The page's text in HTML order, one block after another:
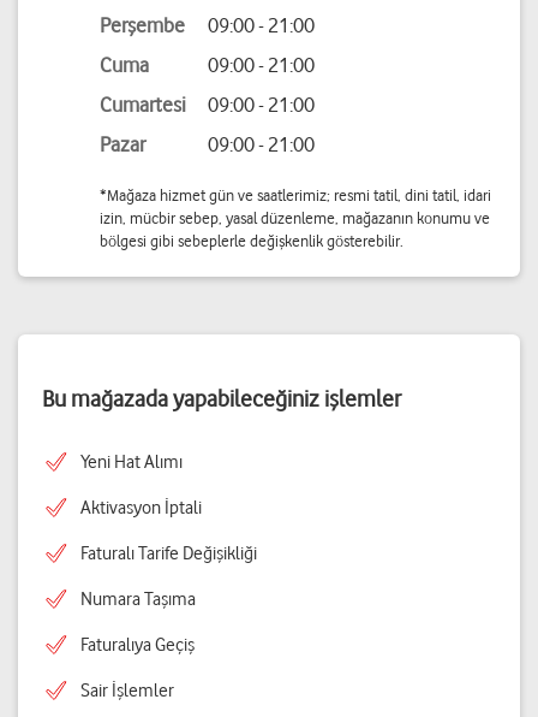
Perşembe
09:00 - 21:00
Cuma
09:00 - 21:00
Cumartesi
09:00 - 21:00
Pazar
09:00 - 21:00
*Mağaza hizmet gün ve saatlerimiz; resmi tatil, dini tatil, idari
izin, mücbir sebep, yasal düzenleme, mağazanın konumu ve
bölgesi gibi sebeplerle değişkenlik gösterebilir.
Bu mağazada yapabileceğiniz işlemler
Yeni Hat Alımı
Aktivasyon İptali
Faturalı Tarife Değişikliği
Numara Taşıma
Faturalıya Geçiş
Sair İşlemler